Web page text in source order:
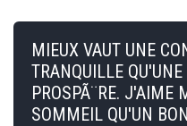
MIEUX VAUT UNE
TRANQUILLE
PROSPÃ¨RE. J'AIME
SOMMEIL QU'UN